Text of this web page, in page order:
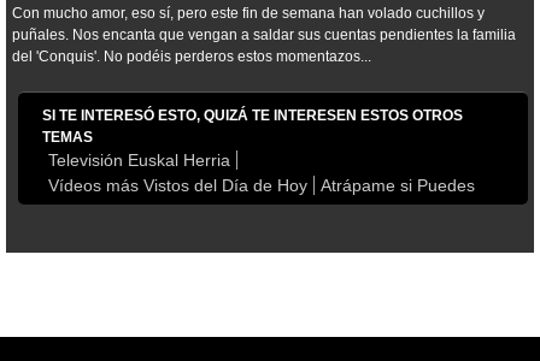
Con mucho amor, eso sí, pero este fin de semana han volado cuchillos y
puñales. Nos encanta que vengan a saldar sus cuentas pendientes la familia
del 'Conquis'. No podéis perderos estos momentazos...
SI TE INTERESÓ ESTO, QUIZÁ TE INTERESEN ESTOS OTROS
TEMAS
Televisión Euskal Herria
Vídeos más Vistos del Día de Hoy
Atrápame si Puedes